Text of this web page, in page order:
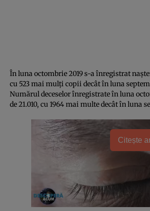
În luna octombrie 2019 s-a înregistrat
cu 523 mai mulţi copii decât în luna
Numărul deceselor înregistrate în luna
de 21.010, cu 1964 mai multe decât în luna
Citește